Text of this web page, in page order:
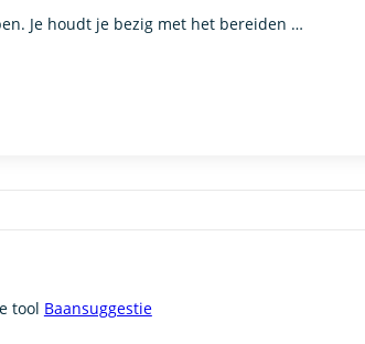
Je houdt je bezig met het bereiden …
tool Baansuggestie